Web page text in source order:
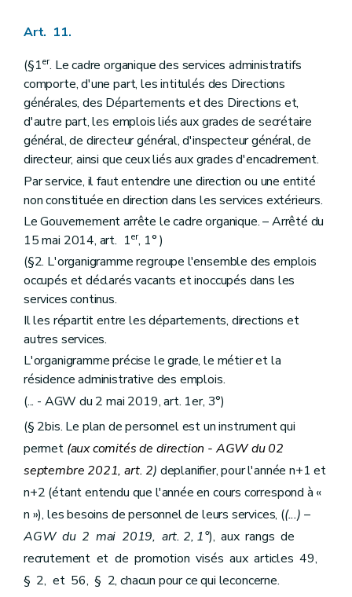
Art. 321
Section IIIbis De l'évaluation– AGW du 27 mars 2009, art. 139 )
Art. 322
Section IV Du régime disciplinaire
Art. 323
Section V Des positions et anciennetés administratives
Art. 324
Art. 325
Section VI Statut scientifique
Art. 326
Section VII
Du statut pécuniaire
Art. 327
Section VIII Des comités de direction et des comités stratégiques
Art. 328
Chapitre IV Dispositions finales
Art. 329
Art. 330
Art. 331
Livre II REGIME DES FONCTIONNAIRES GENERAUX
Titre premier
Art. 332
Art. 333
Art. 334
Art. 335
Art. 336
Art. 337
Art. 338
TitreII
Le régime du mandat
Champ d'application et conditions d'accès
Art.339
Art.340
Art.
341
ChapitreII
Sélection et désignation
Section 1re
Certificat de management public
Art.
341/1
Art. 341/2
Art. 11.
(§1er. Le cadre organique des services administratifs
comporte, d'une part, les intitulés des Directions
générales, des Départements et des Directions et,
d'autre part, les emplois liés aux grades de secrétaire
général, de directeur général, d'inspecteur général, de
directeur, ainsi que ceux liés aux grades d'encadrement.
Par service, il faut entendre une direction ou une entité
non constituée en direction dans les services extérieurs.
Le Gouvernement arrête le cadre organique. – Arrêté du
15 mai 2014, art. 1er, 1° )
(§2. L'organigramme regroupe l'ensemble des emplois
occupés et déclarés vacants et inoccupés dans les
services continus.
Il les répartit entre les départements, directions et
autres services.
L'organigramme précise le grade, le métier et la
résidence administrative des emplois.
(... - AGW du 2 mai 2019, art. 1er, 3°)
(§ 2bis. Le plan de personnel est un instrument qui
permet (aux comités de direction - AGW du 02
septembre 2021, art. 2) deplanifier, pour l'année n+1 et
n+2 (étant entendu que l'année en cours correspond à «
n »), les besoins de personnel de leurs services, ((...) –
AGW du 2 mai 2019, art. 2, 1°), aux rangs de
recrutement et de promotion visés aux articles 49,
§ 2, et 56, § 2, chacun pour ce qui leconcerne.